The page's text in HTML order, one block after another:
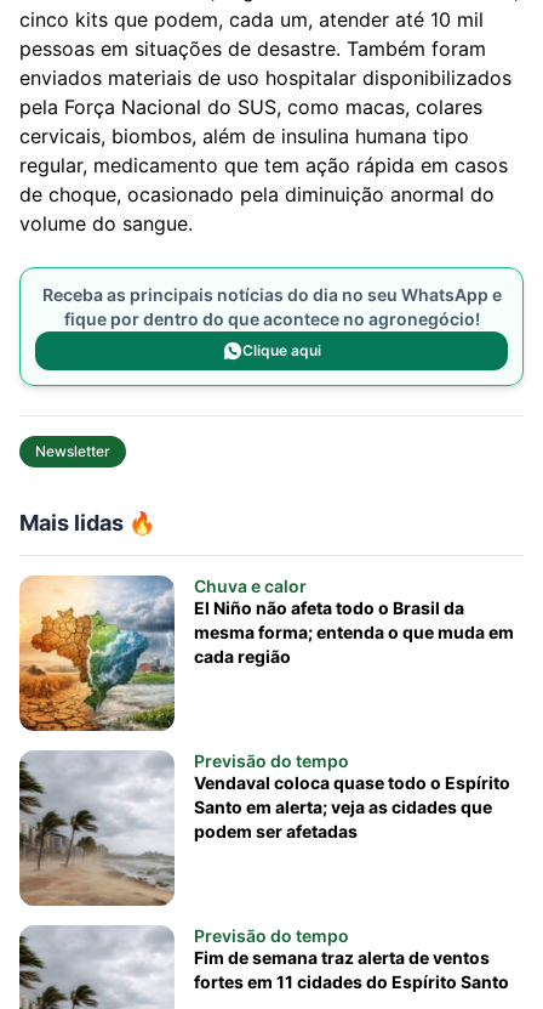
Mais lidas 🔥
Chuva e calor
El Niño não afeta todo o Brasil da
mesma forma; entenda o que muda em
cada região
Previsão do tempo
Vendaval coloca quase todo o Espírito
Santo em alerta; veja as cidades que
podem ser afetadas
Previsão do tempo
Fim de semana traz alerta de ventos
fortes em 11 cidades do Espírito Santo
cinco kits que podem, cada um, atender até 10 mil
pessoas em situações de desastre. Também foram
enviados materiais de uso hospitalar disponibilizados
pela Força Nacional do SUS, como macas, colares
cervicais, biombos, além de insulina humana tipo
regular, medicamento que tem ação rápida em casos
de choque, ocasionado pela diminuição anormal do
volume do sangue.
Receba as principais notícias do dia no seu WhatsApp e
fique por dentro do que acontece no agronegócio!
Clique aqui
Newsletter